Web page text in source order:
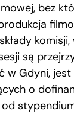
bez
komisji,
są
w Gdyni,
o